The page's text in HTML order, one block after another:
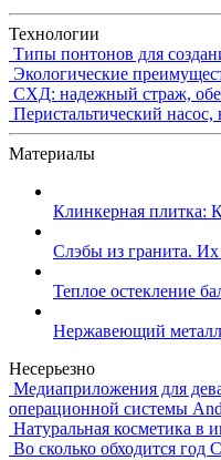
Технологии
Типы понтонов для
Экологические
СХД: надежный страж,
Перистальтический насос,
Материалы
Клинкерная плитка:
Слэбы из гранита.
Теплое остекление
Нержавеющий
Несерьезно
Медиаприложения для
операционной системы
Натуральная косметика в
Во сколько обходится